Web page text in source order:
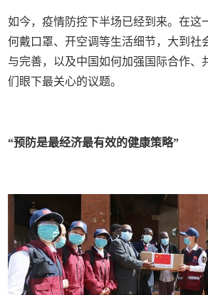
如今，疫情防控下半场已经到来。在这
何戴口罩、开空调等生活细节，大到社
与完善，以及中国如何加强国际合作、
们眼下最关心的议题。
“预防是最经济最有效的健康策略”